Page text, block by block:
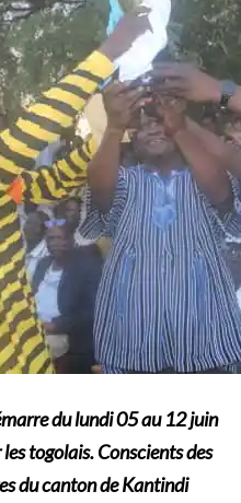
du lundi 05 au 12 juin
togolais. Conscients des
du canton de Kantindi